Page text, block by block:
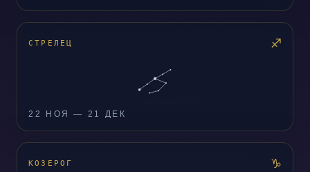
СТРЕЛЕЦ ♐
22 НОЯ — 21 ДЕК
КОЗЕРОГ ♑